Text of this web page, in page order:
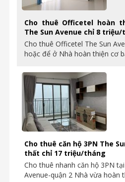
Cho thuê Officetel hoàn
The Sun Avenue chỉ 8
Cho thuê Officetel The Sun
hoặc để ở Nhà hoàn thiện cơ
Cho thuê căn hộ 3PN The
thất chỉ 17 triệu/tháng
Cho thuê nhanh căn hộ 3PN
Avenue-quận 2 Nhà vừa hoàn